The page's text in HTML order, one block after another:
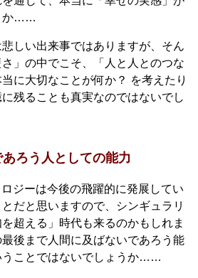
か……
しい出来事ではありますが、そん
」の中でこそ、「人と人とのつな
に大切なことが何か？ を考えたり
残ることも真実なのではないでし
ろう人としての能力
ジーは今後の飛躍的に発展してい
だと思いますので、シンギュラリ
超える」時代も来るのかもしれま
後まで人間に及ばないであろう能
うことではないでしょうか……